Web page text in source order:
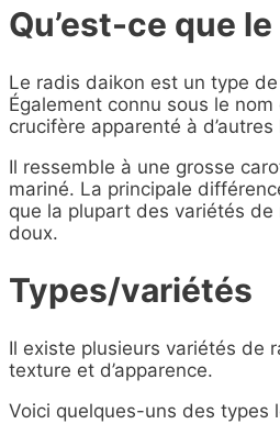
Qu’est-ce que
Le radis daikon est un type
Également connu sous le
crucifère apparenté à
Il ressemble à une grosse
mariné. La principale
que la plupart des variétés
doux.
Types/variétés
Il existe plusieurs variétés de
texture et d’apparence.
Voici quelques-uns des types